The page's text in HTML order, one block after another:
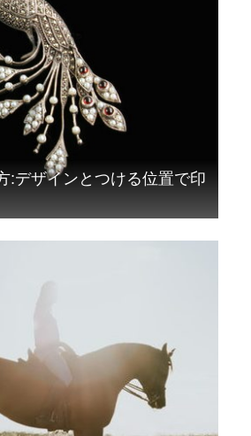
:デザインとつける位置で印